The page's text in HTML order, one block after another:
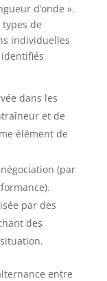
d’onde ».
de
individuelles
dans les
et de
élément de
(par
par des
des
entre